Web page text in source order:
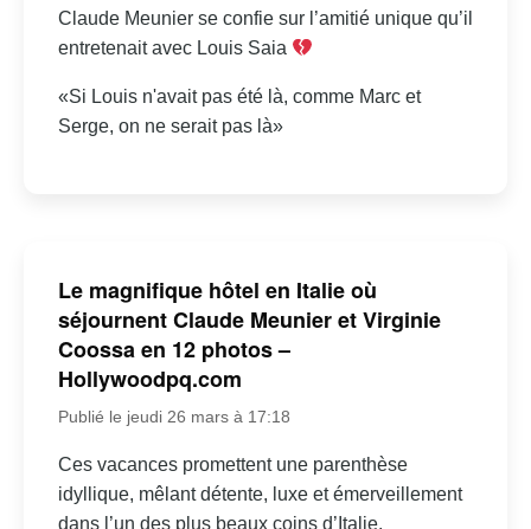
Claude Meunier se confie sur l’amitié unique qu’il
entretenait avec Louis Saia
«Si Louis n'avait pas été là, comme Marc et
Serge, on ne serait pas là»
Le magnifique hôtel en Italie où
séjournent Claude Meunier et Virginie
Coossa en 12 photos –
Hollywoodpq.com
Publié le jeudi 26 mars à 17:18
Ces vacances promettent une parenthèse
idyllique, mêlant détente, luxe et émerveillement
dans l’un des plus beaux coins d’Italie.